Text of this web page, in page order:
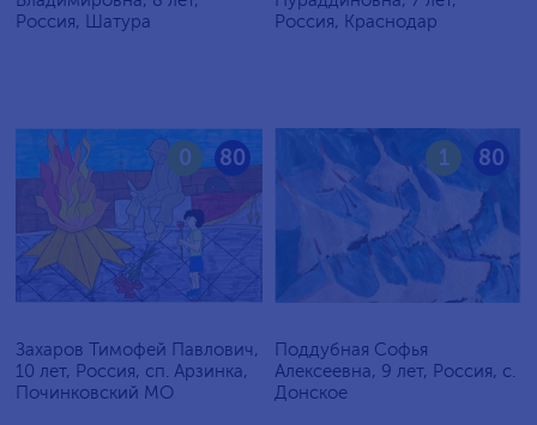
Россия, Шатура
Россия, Краснодар
80
0
Захаров Тимофей Павлович,
10 лет, Россия, сп. Арзинка,
Починковский МО
80
1
Поддубная Софья
Алексеевна, 9 лет, Россия, c.
Донское